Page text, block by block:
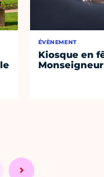
ÉVÈNEMENT
Kiosque en